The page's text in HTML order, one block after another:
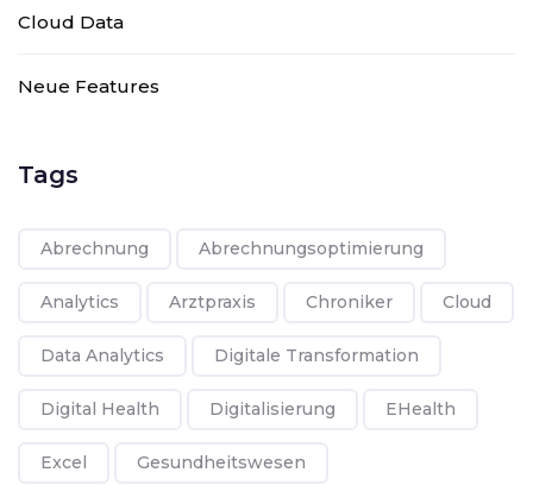
Cloud Data
Neue Features
Tags
Abrechnung Abrechnungsoptimierung
Analytics Arztpraxis Chroniker Cloud
Data Analytics Digitale Transformation
Digital Health Digitalisierung EHealth
Excel Gesundheitswesen